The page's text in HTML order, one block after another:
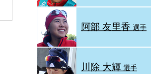
阿部 友里香 選手
川除 大輝 選手